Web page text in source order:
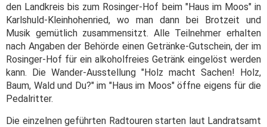
den Landkreis bis zum Rosinger-Hof beim "Haus im Moos" in
Karlshuld-Kleinhohenried, wo man dann bei Brotzeit und
Musik gemütlich zusammensitzt. Alle Teilnehmer erhalten
nach Angaben der Behörde einen Getränke-Gutschein, der im
Rosinger-Hof für ein alkoholfreies Getränk eingelöst werden
kann. Die Wander-Ausstellung "Holz macht Sachen! Holz,
Baum, Wald und Du?" im "Haus im Moos" öffne eigens für die
Pedalritter.
Die einzelnen geführten Radtouren starten laut Landratsamt